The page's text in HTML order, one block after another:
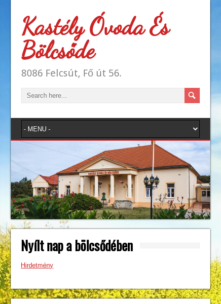
Kastély Óvoda És
Bölcsőde
8086 Felcsút, Fő út 56.
Nyílt nap a bölcsődében
Hirdetmény